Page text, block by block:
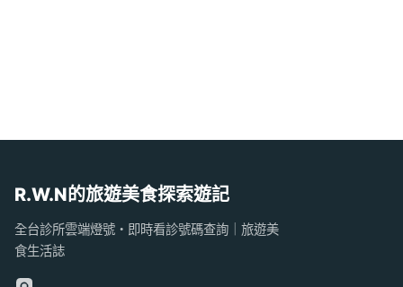
R.W.N的旅遊美食探索遊記
全台診所雲端燈號・即時看診號碼查詢｜旅遊美
食生活誌